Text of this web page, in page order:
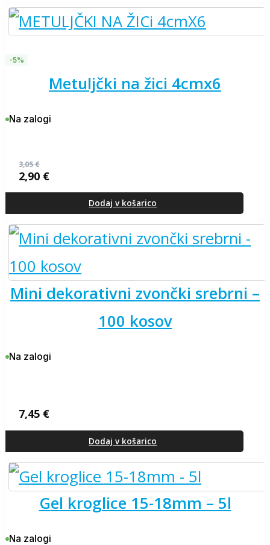
-5%
metuljčki na žici 4cmx6
Na zalogi
3,05€
cena
3,05 €.
2,90 €
cena
Dodaj v košarico
mini dekorativni zvončki srebrni –
100 kosov
Na zalogi
7,45 €
Dodaj v košarico
gel kroglice 15-18mm – 5l
Na zalogi